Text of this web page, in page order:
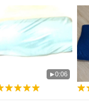
0:06